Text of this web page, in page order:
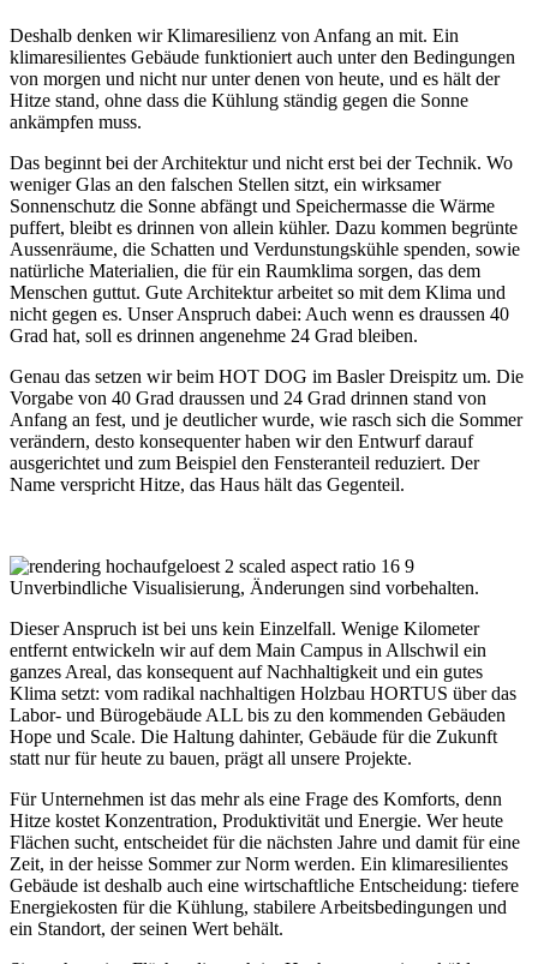
Deshalb denken wir Klimaresilienz von Anfang an mit. Ein
klimaresilientes Gebäude funktioniert auch unter den Bedingungen
von morgen und nicht nur unter denen von heute, und es hält der
Hitze stand, ohne dass die Kühlung ständig gegen die Sonne
ankämpfen muss.
Das beginnt bei der Architektur und nicht erst bei der Technik. Wo
weniger Glas an den falschen Stellen sitzt, ein wirksamer
Sonnenschutz die Sonne abfängt und Speichermasse die Wärme
puffert, bleibt es drinnen von allein kühler. Dazu kommen begrünte
Aussenräume, die Schatten und Verdunstungskühle spenden, sowie
natürliche Materialien, die für ein Raumklima sorgen, das dem
Menschen guttut. Gute Architektur arbeitet so mit dem Klima und
nicht gegen es. Unser Anspruch dabei: Auch wenn es draussen 40
Grad hat, soll es drinnen angenehme 24 Grad bleiben.
Genau das setzen wir beim HOT DOG im Basler Dreispitz um. Die
Vorgabe von 40 Grad draussen und 24 Grad drinnen stand von
Anfang an fest, und je deutlicher wurde, wie rasch sich die Sommer
verändern, desto konsequenter haben wir den Entwurf darauf
ausgerichtet und zum Beispiel den Fensteranteil reduziert. Der
Name verspricht Hitze, das Haus hält das Gegenteil.
Unverbindliche Visualisierung, Änderungen sind vorbehalten.
Dieser Anspruch ist bei uns kein Einzelfall. Wenige Kilometer
entfernt entwickeln wir auf dem Main Campus in Allschwil ein
ganzes Areal, das konsequent auf Nachhaltigkeit und ein gutes
Klima setzt: vom radikal nachhaltigen Holzbau HORTUS über das
Labor- und Bürogebäude ALL bis zu den kommenden Gebäuden
Hope und Scale. Die Haltung dahinter, Gebäude für die Zukunft
statt nur für heute zu bauen, prägt all unsere Projekte.
Für Unternehmen ist das mehr als eine Frage des Komforts, denn
Hitze kostet Konzentration, Produktivität und Energie. Wer heute
Flächen sucht, entscheidet für die nächsten Jahre und damit für eine
Zeit, in der heisse Sommer zur Norm werden. Ein klimaresilientes
Gebäude ist deshalb auch eine wirtschaftliche Entscheidung: tiefere
Energiekosten für die Kühlung, stabilere Arbeitsbedingungen und
ein Standort, der seinen Wert behält.